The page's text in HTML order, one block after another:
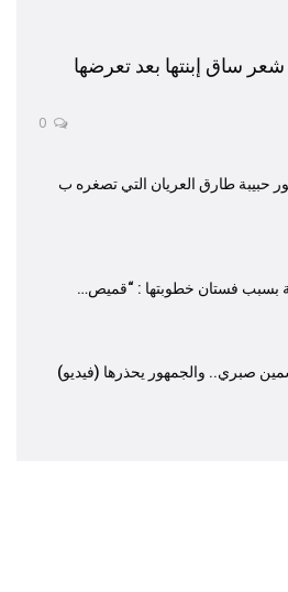
ساق إبنتها بعد تعرضها
حبيبة طارق العريان التي تصغره ب
بسبب فستان خطوبتها : “قميص…
صبري.. والجمهور يحذرها (فيديو)